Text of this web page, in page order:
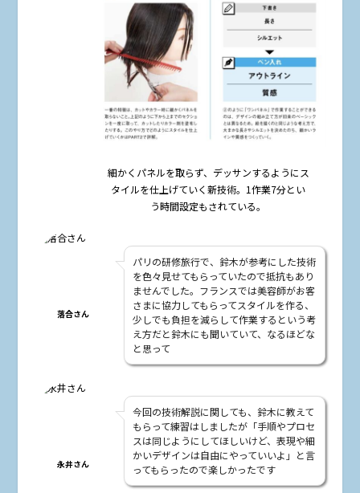
細かくパネルを取らず、デッサンするようにス
タイルを仕上げていく新技術。1作業7分とい
う時間設定もされている。
落合さん
パリの研修旅行で、鈴木が参考にした技術
を色々見せてもらっていたので抵抗もあり
ませんでした。フランスでは美容師がお客
さまに協力してもらってスタイルを作る、
少しでも負担を減らして作業するという考
え方だと鈴木にも聞いていて、なるほどな
と思って
永井さん
今回の技術解説に関しても、鈴木に教えて
もらって練習はしましたが「手順やプロセ
スは同じようにしてほしいけど、表現や細
かいデザインは自由にやっていいよ」と言
ってもらったので楽しかったです